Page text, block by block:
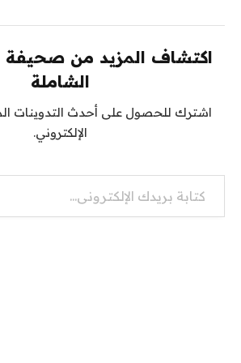
اكتشاف المزيد من صحيفة
الشاملة
اشترك للحصول على أحدث التدوينات
الإلكتروني.
كتابة بريدك الإلكتروني...